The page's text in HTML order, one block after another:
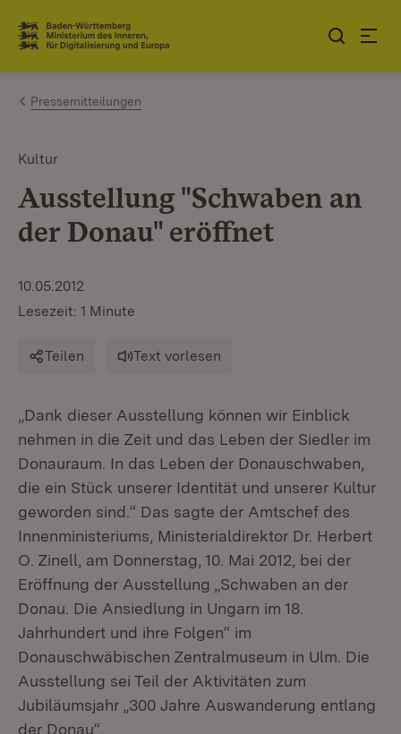
Zum Inhalt springen
Link zur Startseite
Pressemitteilungen
Kultur
Ausstellung "Schwaben an
der Donau" eröffnet
10.05.2012
Lesezeit: 1 Minute
Teilen Text vorlesen
„Dank dieser Ausstellung können wir Einblick
nehmen in die Zeit und das Leben der Siedler im
Donauraum. In das Leben der Donauschwaben,
die ein Stück unserer Identität und unserer Kultur
geworden sind.“ Das sagte der Amtschef des
Innenministeriums, Ministerialdirektor Dr. Herbert
O. Zinell, am Donnerstag, 10. Mai 2012, bei der
Eröffnung der Ausstellung „Schwaben an der
Donau. Die Ansiedlung in Ungarn im 18.
Jahrhundert und ihre Folgen“ im
Donauschwäbischen Zentralmuseum in Ulm. Die
Ausstellung sei Teil der Aktivitäten zum
Jubiläumsjahr „300 Jahre Auswanderung entlang
der Donau“.